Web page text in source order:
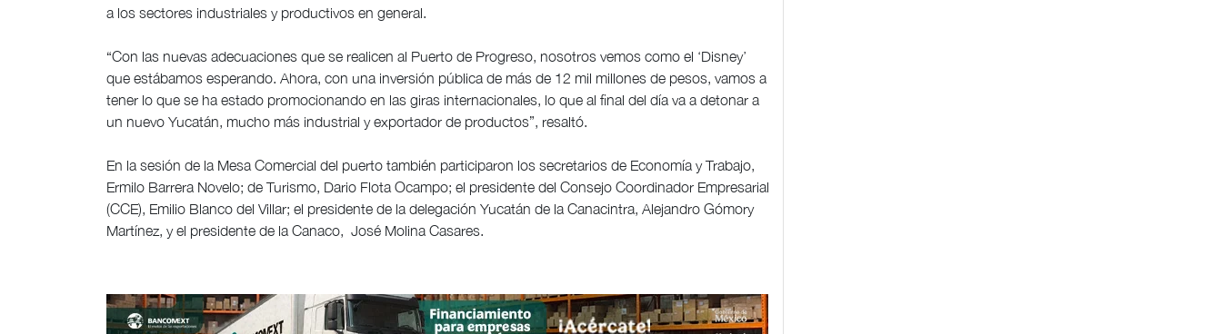
a los sectores industriales y productivos en general.
“Con las nuevas adecuaciones que se realicen al Puerto de Progreso, nosotros vemos como el ‘Disney’
que estábamos esperando. Ahora, con una inversión pública de más de 12 mil millones de pesos, vamos a
tener lo que se ha estado promocionando en las giras internacionales, lo que al final del día va a detonar a
un nuevo Yucatán, mucho más industrial y exportador de productos”, resaltó.
En la sesión de la Mesa Comercial del puerto también participaron los secretarios de Economía y Trabajo,
Ermilo Barrera Novelo; de Turismo, Dario Flota Ocampo; el presidente del Consejo Coordinador Empresarial
(CCE), Emilio Blanco del Villar; el presidente de la delegación Yucatán de la Canacintra, Alejandro Gómory
Martínez, y el presidente de la Canaco, José Molina Casares.